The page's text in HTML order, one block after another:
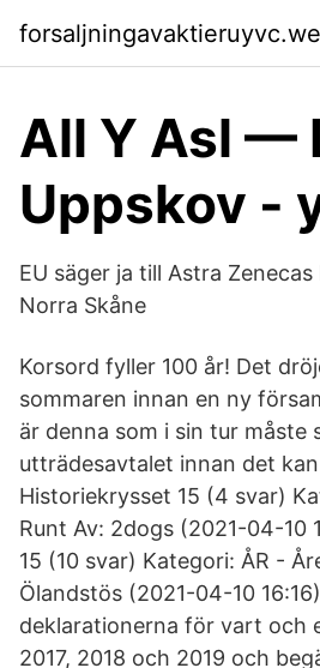
All Y Asl —
Uppskov -
EU säger ja till Astra
Norra Skåne
Korsord fyller 100 år! Det
sommaren innan en ny
är denna som i sin tur måste
utträdesavtalet innan det
Historiekrysset 15 (4 svar)
Runt Av: 2dogs (2021-04-10
15 (10 svar) Kategori: ÅR -
Ölandstös (2021-04-10
deklarationerna för vart och
2017, 2018 och 2019 och